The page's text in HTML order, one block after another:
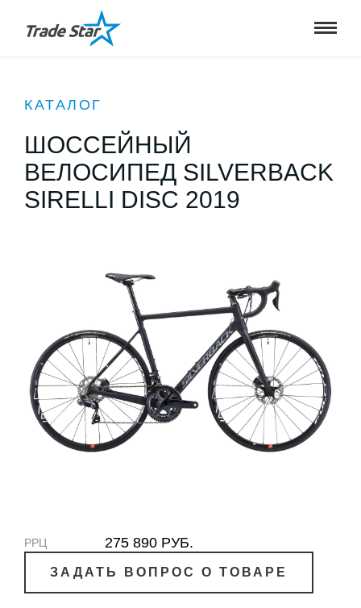
КАТАЛОГ
ШОССЕЙНЫЙ
ВЕЛОСИПЕД SILVERBACK
SIRELLI DISC 2019
РРЦ 275 890 РУБ.
ЗАДАТЬ ВОПРОС О ТОВАРЕ